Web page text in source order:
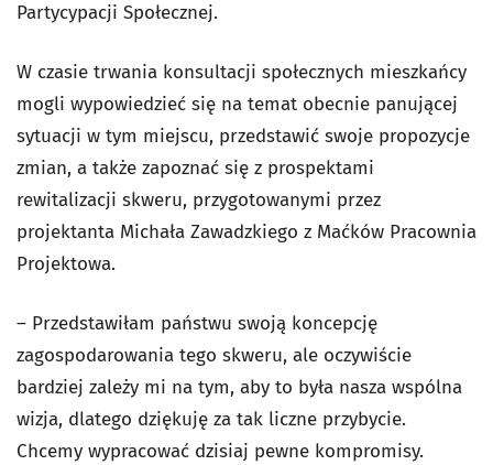
Partycypacji Społecznej.
W czasie trwania konsultacji społecznych mieszkańcy
mogli wypowiedzieć się na temat obecnie panującej
sytuacji w tym miejscu, przedstawić swoje propozycje
zmian, a także zapoznać się z prospektami
rewitalizacji skweru, przygotowanymi przez
projektanta Michała Zawadzkiego z Maćków Pracownia
Projektowa.
– Przedstawiłam państwu swoją koncepcję
zagospodarowania tego skweru, ale oczywiście
bardziej zależy mi na tym, aby to była nasza wspólna
wizja, dlatego dziękuję za tak liczne przybycie.
Chcemy wypracować dzisiaj pewne kompromisy.